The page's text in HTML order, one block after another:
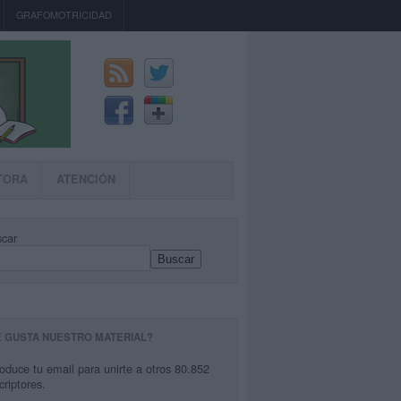
GRAFOMOTRICIDAD
ATENCIÓN
Buscar
GUSTA NUESTRO MATERIAL?
tu email para unirte a otros 80.852